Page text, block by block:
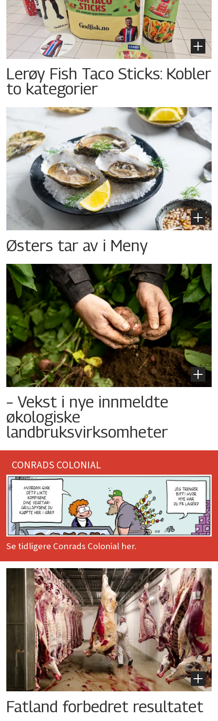
Lerøy Fish Taco Sticks: Kobler
to kategorier
Østers tar av i Meny
– Vekst i nye innmeldte
økologiske
landbruksvirksomheter
CONRADS COLONIAL
Se tidligere Conrads Colonial her.
Fatland forbedret resultatet